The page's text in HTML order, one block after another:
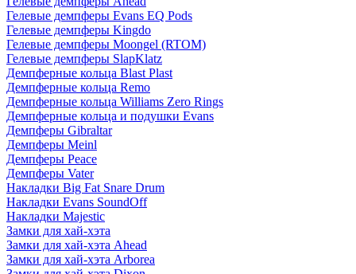
Гелевые демпферы Evans EQ Pods
Гелевые демпферы Kingdo
Гелевые демпферы Moongel (RTOM)
Гелевые демпферы SlapKlatz
Демпферные кольца Blast Plast
Демпферные кольца Remo
Демпферные кольца Williams Zero Rings
Демпферные кольца и подушки Evans
Демпферы Gibraltar
Демпферы Meinl
Демпферы Peace
Демпферы Vater
Накладки Big Fat Snare Drum
Накладки Evans SoundOff
Накладки Majestic
Замки для хай-хэта
Замки для хай-хэта Ahead
Замки для хай-хэта Arborea